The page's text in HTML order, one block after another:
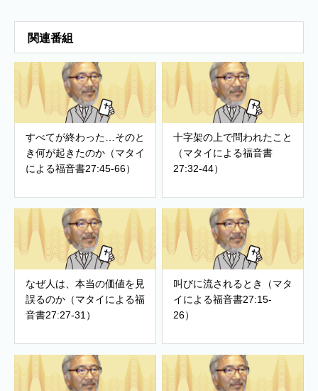
関連番組
すべてが終わった…そのと
き何が起きたのか（マタイ
による福音書27:45-66）
十字架の上で問われたこと
（マタイによる福音書
27:32-44）
なぜ人は、本当の価値を見
誤るのか（マタイによる福
音書27:27-31）
叫びに流されるとき（マタ
イによる福音書27:15-
26）